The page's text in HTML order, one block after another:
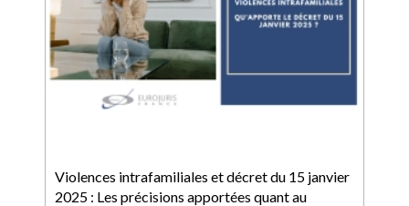
Violences intrafamiliales et décret du 15 janvier
2025 : Les précisions apportées quant au